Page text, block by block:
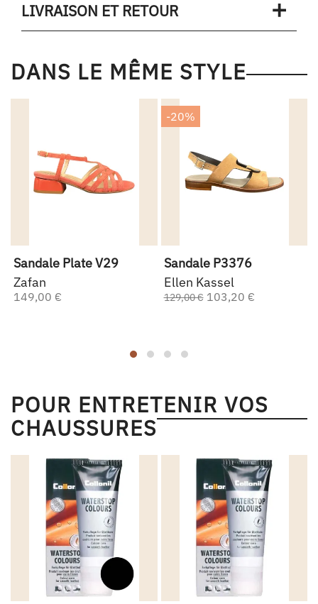
LIVRAISON ET RETOUR
DANS LE MÊME STYLE
Sandale Plate V29
Zafan
149,00 €
Sandale P3376
Ellen Kassel
129,00 € 103,20 €
-20%
POUR ENTRETENIR VOS
CHAUSSURES